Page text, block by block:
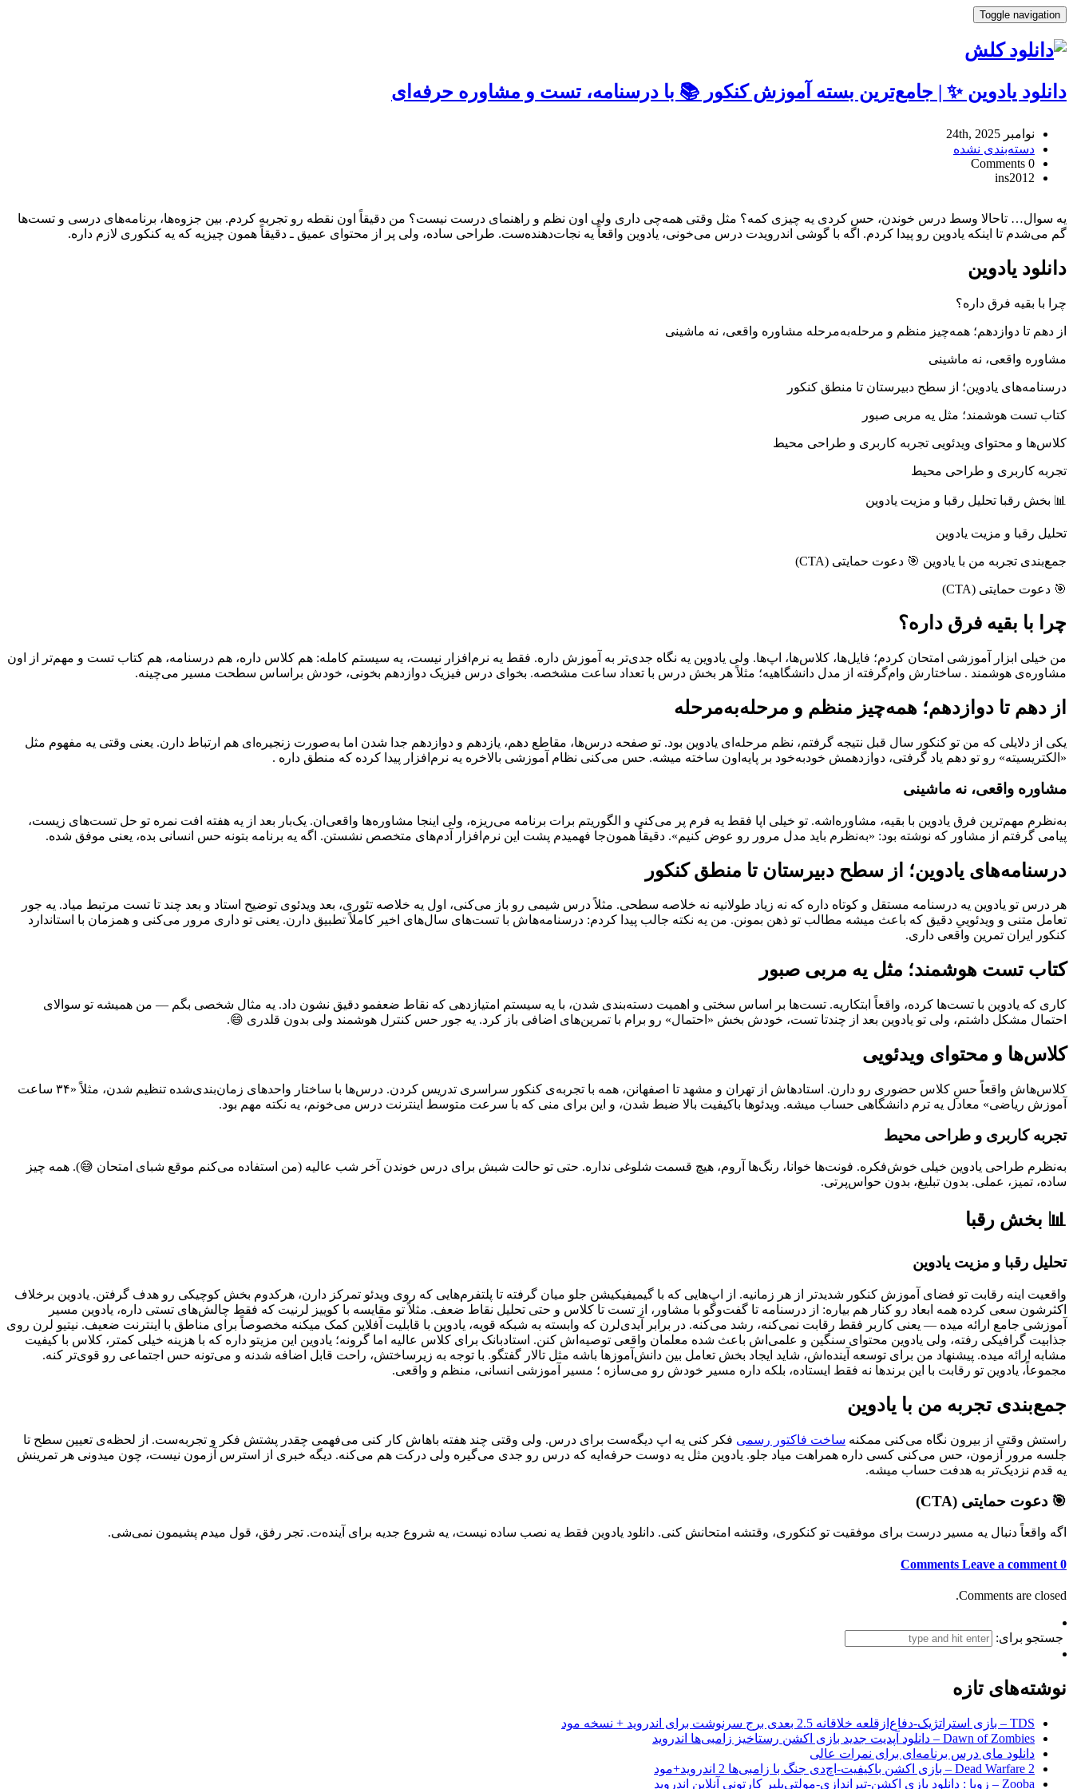
Toggle navigation
دانلود یادوین ✨ | جامع‌ترین بسته آموزش کنکور 📚 با درسنامه، تست و مشاوره حرفه‌ای
نوامبر 24th, 2025
دسته‌بندی نشده
0 Comments
ins2012
یادوین
✨
جامع‌ترین
بسته
کنکور
📚
درسنامه،
و
حرفه‌ایReviewed
Ins2012
Nov
یه سوال… تاحالا وسط درس خوندن، حس کردی یه چیزی کمه؟ مثل وقتی همه‌چی داری ولی اون نظم و راهنمای درست نیست؟ من دقیقاً اون نقطه رو تجربه کردم. بین جزوه‌ها، برنامه‌های درسی و تست‌ها
گم می‌شدم تا اینکه یادوین رو پیدا کردم. اگه با گوشی اندرویدت درس می‌خونی، یادوین واقعاً یه نجات‌دهنده‌ست. طراحی ساده، ولی پر از محتوای عمیق ـ دقیقاً همون چیزیه که یه کنکوری لازم داره.
دانلود یادوین
چرا با بقیه فرق داره؟
از دهم تا دوازدهم؛ همه‌چیز منظم و مرحله‌به‌مرحله مشاوره واقعی، نه ماشینی
مشاوره واقعی، نه ماشینی
درسنامه‌های یادوین؛ از سطح دبیرستان تا منطق کنکور
کتاب تست هوشمند؛ مثل یه مربی صبور
کلاس‌ها و محتوای ویدئویی تجربه کاربری و طراحی محیط
تجربه کاربری و طراحی محیط
📊 بخش رقبا تحلیل رقبا و مزیت یادوین
تحلیل رقبا و مزیت یادوین
جمع‌بندی تجربه من با یادوین 🎯 دعوت حمایتی (CTA)
🎯 دعوت حمایتی (CTA)
چرا با بقیه فرق داره؟
من خیلی ابزار آموزشی امتحان کردم؛ فایل‌ها، کلاس‌ها، اپ‌ها. ولی یادوین یه نگاه جدی‌تر به آموزش داره. فقط یه نرم‌افزار نیست، یه سیستم کامله: هم کلاس داره، هم درسنامه، هم کتاب تست و مهم‌تر از اون
مشاوره‌ی هوشمند . ساختارش وام‌گرفته از مدل دانشگاهیه؛ مثلاً هر بخش درس با تعداد ساعت مشخصه. بخوای درس فیزیک دوازدهم بخونی، خودش براساس سطحت مسیر می‌چینه.
از دهم تا دوازدهم؛ همه‌چیز منظم و مرحله‌به‌مرحله
یکی از دلایلی که من تو کنکور سال قبل نتیجه گرفتم، نظم مرحله‌ای یادوین بود. تو صفحه درس‌ها، مقاطع دهم، یازدهم و دوازدهم جدا شدن اما به‌صورت زنجیره‌ای هم ارتباط دارن. یعنی وقتی یه مفهوم مثل
«الکتریسیته» رو تو دهم یاد گرفتی، دوازدهمش خودبه‌خود بر پایه‌اون ساخته میشه. حس می‌کنی نظام آموزشی بالاخره یه نرم‌افزار پیدا کرده که منطق داره .
مشاوره واقعی، نه ماشینی
به‌نظرم مهم‌ترین فرق یادوین با بقیه، مشاوره‌اشه. تو خیلی اپا فقط یه فرم پر می‌کنی و الگوریتم برات برنامه می‌ریزه، ولی اینجا مشاوره‌ها واقعی‌ان. یک‌بار بعد از یه هفته افت نمره تو حل تست‌های زیست،
پیامی گرفتم از مشاور که نوشته بود: «به‌نظرم باید مدل مرور رو عوض کنیم». دقیقاً همون‌جا فهمیدم پشت این نرم‌افزار آدم‌های متخصص نشستن. اگه یه برنامه بتونه حس انسانی بده، یعنی موفق شده.
درسنامه‌های یادوین؛ از سطح دبیرستان تا منطق کنکور
هر درس تو یادوین یه درسنامه مستقل و کوتاه داره که نه زیاد طولانیه نه خلاصه سطحی. مثلاً درس شیمی رو باز می‌کنی، اول یه خلاصه تئوری، بعد ویدئوی توضیح استاد و بعد چند تا تست مرتبط میاد. یه جور
تعامل متنی و ویدئوییِ دقیق که باعث میشه مطالب تو ذهن بمونن. من یه نکته جالب پیدا کردم: درسنامه‌هاش با تست‌های سال‌های اخیر کاملاً تطبیق دارن. یعنی تو داری مرور می‌کنی و همزمان با استاندارد
کنکور ایران تمرین واقعی داری.
کتاب تست هوشمند؛ مثل یه مربی صبور
کاری که یادوین با تست‌ها کرده، واقعاً ابتکاریه. تست‌ها بر اساس سختی و اهمیت دسته‌بندی شدن، با یه سیستم امتیازدهی که نقاط ضعفمو دقیق نشون داد. یه مثال شخصی بگم — من همیشه تو سوالای
احتمال مشکل داشتم، ولی تو یادوین بعد از چندتا تست، خودش بخش «احتمال» رو برام با تمرین‌های اضافی باز کرد. یه جور حس کنترل هوشمند ولی بدون قلدری 😄.
کلاس‌ها و محتوای ویدئویی
کلاس‌هاش واقعاً حسِ کلاس حضوری رو دارن. استادهاش از تهران و مشهد تا اصفهانن، همه با تجربه‌ی کنکور سراسری تدریس کردن. درس‌ها با ساختار واحدهای زمان‌بندی‌شده تنظیم شدن، مثلاً «۳۴ ساعت
آموزش ریاضی» معادل یه ترم دانشگاهی حساب میشه. ویدئوها باکیفیت بالا ضبط شدن، و این برای منی که با سرعت متوسط اینترنت درس می‌خونم، یه نکته مهم بود.
تجربه کاربری و طراحی محیط
به‌نظرم طراحی یادوین خیلی خوش‌فکره. فونت‌ها خوانا، رنگ‌ها آروم، هیچ قسمت شلوغی نداره. حتی تو حالت شبش برای درس خوندن آخر شب عالیه (من استفاده می‌کنم موقع شبای امتحان 😅). همه چیز
ساده، تمیز، عملی. بدون تبلیغ، بدون حواس‌پرتی.
📊 بخش رقبا
تحلیل رقبا و مزیت یادوین
واقعیت اینه رقابت تو فضای آموزش کنکور شدیدتر از هر زمانیه. از اپ‌هایی که با گیمیفیکیشن جلو میان گرفته تا پلتفرم‌هایی که روی ویدئو تمرکز دارن، هرکدوم بخش کوچیکی رو هدف گرفتن. یادوین برخلاف
اکثرشون سعی کرده همه ابعاد رو کنار هم بیاره: از درسنامه تا گفت‌وگو با مشاور، از تست تا کلاس و حتی تحلیل نقاط ضعف. مثلاً تو مقایسه با کوییز لرنیت که فقط چالش‌های تستی داره، یادوین مسیر
آموزشی جامع ارائه میده — یعنی کاربر فقط رقابت نمی‌کنه، رشد می‌کنه. در برابر آیدی‌لرن که وابسته به شبکه قویه، یادوین با قابلیت آفلاین کمک میکنه مخصوصاً برای مناطق با اینترنت ضعیف. نیتیو لرن روی
جذابیت گرافیکی رفته، ولی یادوین محتوای سنگین و علمی‌اش باعث شده معلمان واقعی توصیه‌اش کنن. استادبانک برای کلاس عالیه اما گرونه؛ یادوین این مزیتو داره که با هزینه خیلی کمتر، کلاس با کیفیت
مشابه ارائه میده. پیشنهاد من برای توسعه آینده‌اش، شاید ایجاد بخش تعامل بین دانش‌آموزها باشه مثل تالار گفتگو. با توجه به زیرساختش، راحت قابل اضافه شدنه و می‌تونه حس اجتماعی رو قوی‌تر کنه.
مجموعاً، یادوین تو رقابت با این برندها نه فقط ایستاده، بلکه داره مسیر خودش رو می‌سازه ؛ مسیر آموزشی انسانی، منظم و واقعی.
جمع‌بندی تجربه من با یادوین
راستش وقتی از بیرون نگاه می‌کنی ممکنه ساخت فاکتور رسمی فکر کنی یه اپ دیگه‌ست برای درس. ولی وقتی چند هفته باهاش کار کنی می‌فهمی چقدر پشتش فکر و تجربه‌ست. از لحظه‌ی تعیین سطح تا
جلسه مرور آزمون، حس می‌کنی کسی داره همراهت میاد جلو. یادوین مثل یه دوست حرفه‌ایه که درس رو جدی می‌گیره ولی درکت هم می‌کنه. دیگه خبری از استرس آزمون نیست، چون میدونی هر تمرینش
یه قدم نزدیک‌تر به هدفت حساب میشه.
🎯 دعوت حمایتی (CTA)
اگه واقعاً دنبال یه مسیر درست برای موفقیت تو کنکوری، وقتشه امتحانش کنی. دانلود یادوین فقط یه نصب ساده نیست، یه شروع جدیه برای آینده‌ت. تجر رفق، قول میدم پشیمون نمی‌شی.
0 Comments
Leave a comment
Comments are closed.
جستجو برای:
نوشته‌های تازه
TDS – بازی استراتژیک-دفاع‌از‌قلعه خلاقانه 2.5 بعدی برج سرنوشت برای اندروید + نسخه مود
Dawn of Zombies – دانلود آپدیت جدید بازی اکشن رستاخیز زامبی‌ها اندروید
دانلود مای درس برنامه‌ای برای نمرات عالی
Dead Warfare 2 – بازی اکشن باکیفیت-اچ‌دی جنگ با زامبی‌ها 2 اندروید+مود
Zooba – زوبا : دانلود بازی اکشن-تیراندازی-مولتی‌پلیر کارتونی آنلاین اندروید